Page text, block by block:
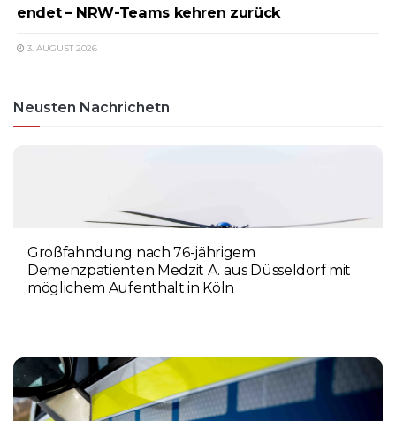
endet – NRW-Teams kehren zurück
3. AUGUST 2026
Neusten Nachrichetn
Großfahndung nach 76-jährigem
Demenzpatienten Medzit A. aus Düsseldorf mit
möglichem Aufenthalt in Köln